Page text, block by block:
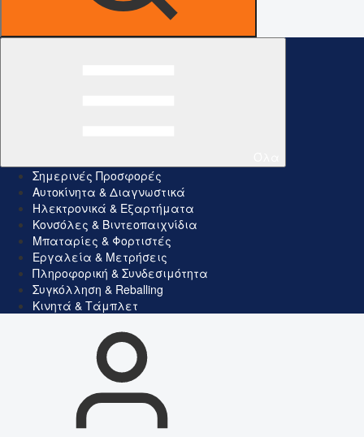
Σημερινές Προσφορές
Αυτοκίνητα & Διαγνωστικά
Ηλεκτρονικά & Εξαρτήματα
Κονσόλες & Βιντεοπαιχνίδια
Μπαταρίες & Φορτιστές
Εργαλεία & Μετρήσεις
Πληροφορική & Συνδεσιμότητα
Συγκόλληση & Reballing
Κινητά & Τάμπλετ